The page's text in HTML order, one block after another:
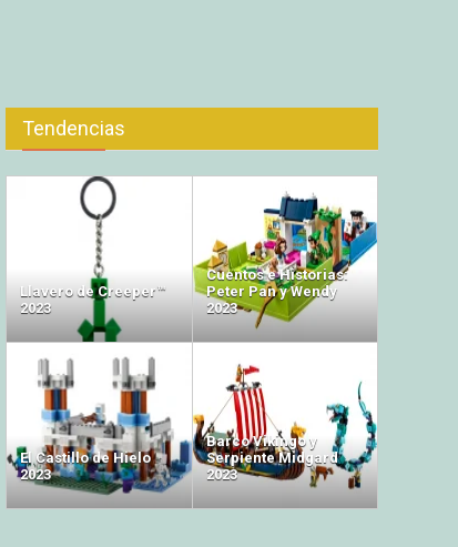
Tendencias
Llavero de Creeper™
2023
Cuentos e Historias:
Peter Pan y Wendy
2023
El Castillo de Hielo
2023
Barco Vikingo y
Serpiente Midgard
2023